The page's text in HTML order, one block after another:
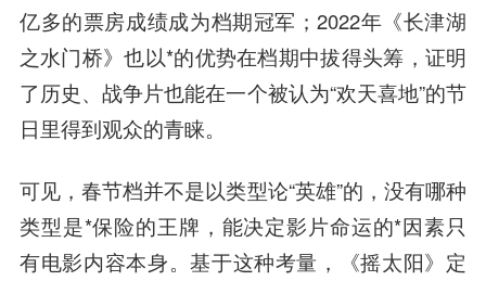
亿多的票房成绩成为档期冠军；2022年《长津湖
之水门桥》也以*的优势在档期中拔得头筹，证明
了历史、战争片也能在一个被认为“欢天喜地”的节
日里得到观众的青睐。
可见，春节档并不是以类型论“英雄”的，没有哪种
类型是*保险的王牌，能决定影片命运的*因素只
有电影内容本身。基于这种考量，《摇太阳》定